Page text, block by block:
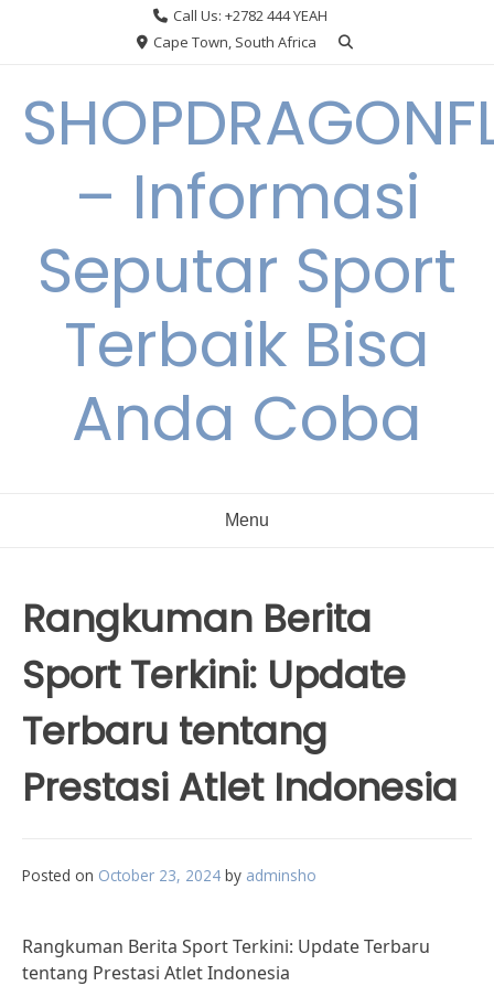
Call Us: +2782 444 YEAH
Cape Town, South Africa
– Informasi
Seputar Sport
Terbaik Bisa
Anda Coba
Menu
Rangkuman Berita
Sport Terkini: Update
Terbaru tentang
Prestasi Atlet Indonesia
Posted on October 23, 2024 by adminsho
Rangkuman Berita Sport Terkini: Update Terbaru
tentang Prestasi Atlet Indonesia